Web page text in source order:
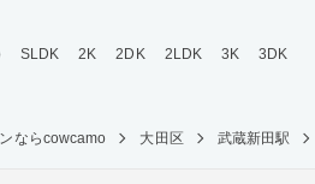
SLDK 2K 2DK 2LDK 3K
3DK
ならcowcamo 大田区 武蔵新田駅